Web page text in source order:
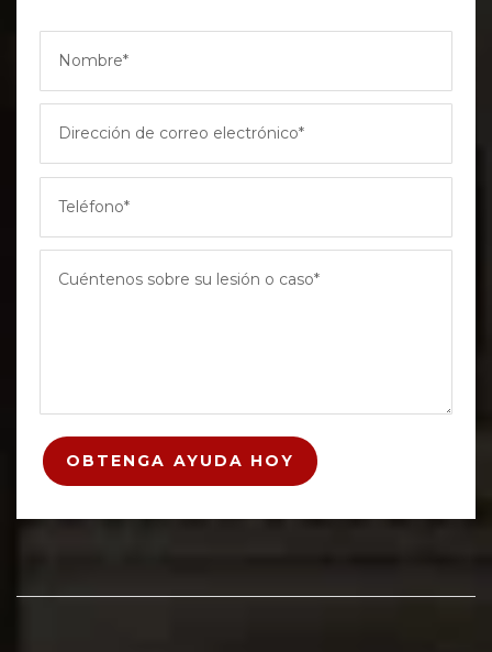
OBTENGA AYUDA HOY